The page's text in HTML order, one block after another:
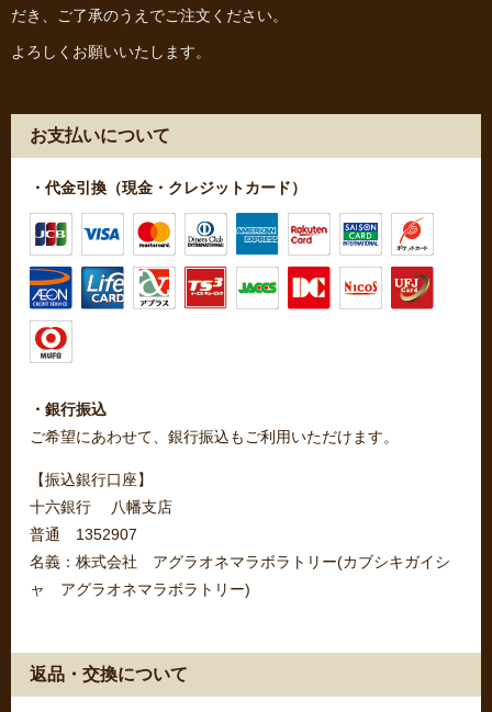
だき、ご了承のうえでご注文ください。
よろしくお願いいたします。
お支払いについて
・代金引換（現金・クレジットカード）
・銀行振込
ご希望にあわせて、銀行振込もご利用いただけます。
【振込銀行口座】
十六銀行 八幡支店
普通 1352907
名義：株式会社 アグラオネマラボラトリー(カブシキガイシ
ャ アグラオネマラボラトリー)
返品・交換について